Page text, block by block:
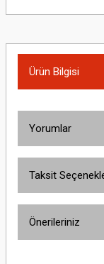
Ürün Bilgisi
Yorumlar
Taksit
Önerileriniz